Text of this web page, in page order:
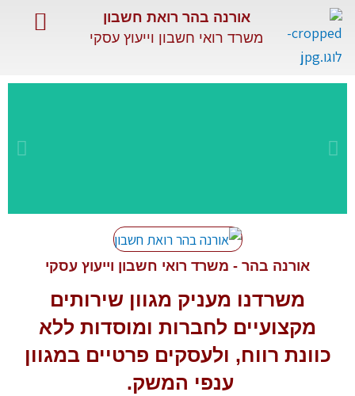
דילוג
לתוכן
אורנה בהר רואת חשבון
משרד רואי חשבון וייעוץ עסקי
שירות
מקצועי
ומתקדם
אורנה בהר - משרד רואי חשבון וייעוץ עסקי
משרדנו מעניק מגוון שירותים
מקצועיים לחברות ומוסדות ללא
כוונת רווח, ולעסקים פרטיים במגוון
ענפי המשק.